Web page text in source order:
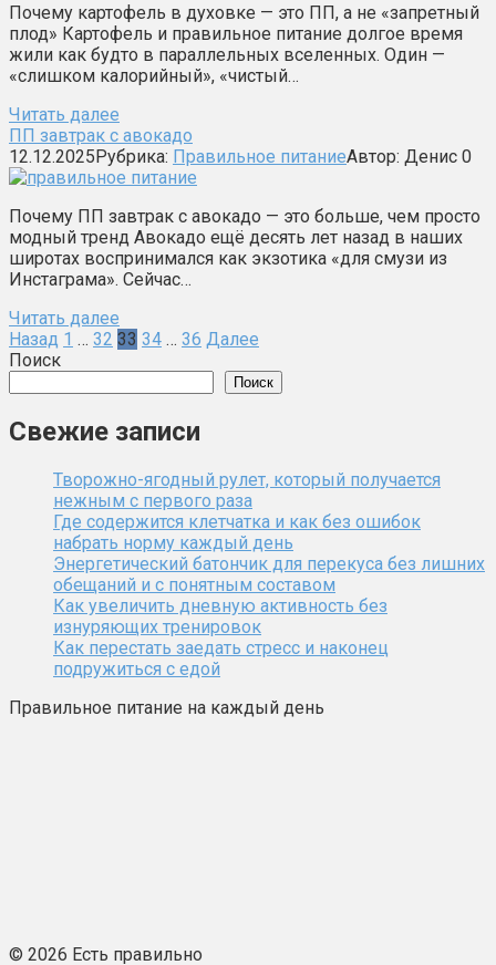
Почему картофель в духовке — это ПП, а не «запретный
плод» Картофель и правильное питание долгое время
жили как будто в параллельных вселенных. Один —
«слишком калорийный», «чистый…
Читать далее
ПП завтрак с авокадо
12.12.2025Рубрика: Правильное питаниеАвтор: Денис 0
Почему ПП завтрак с авокадо — это больше, чем просто
модный тренд Авокадо ещё десять лет назад в наших
широтах воспринимался как экзотика «для смузи из
Инстаграма». Сейчас…
Читать далее
Пагинация
записей
Назад 1 … 32 33 34 … 36 Далее
Поиск
Поиск
Свежие записи
Творожно-ягодный рулет, который получается
нежным с первого раза
Где содержится клетчатка и как без ошибок
набрать норму каждый день
Энергетический батончик для перекуса без лишних
обещаний и с понятным составом
Как увеличить дневную активность без
изнуряющих тренировок
Как перестать заедать стресс и наконец
подружиться с едой
Правильное питание на каждый день
© 2026 Есть правильно